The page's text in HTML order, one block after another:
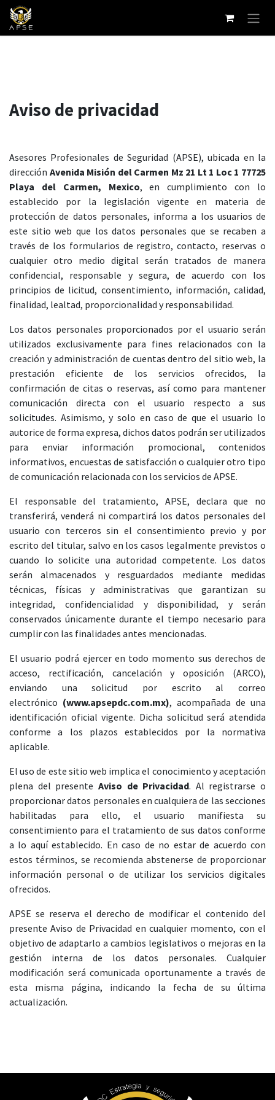
Ir al contenido
Aviso de privacidad
Asesores Profesionales de Seguridad (APSE), ubicada en la
dirección Avenida Misión del Carmen Mz 21 Lt 1 Loc 1 77725
Playa del Carmen, Mexico, en cumplimiento con lo
establecido por la legislación vigente en materia de
protección de datos personales, informa a los usuarios de
este sitio web que los datos personales que se recaben a
través de los formularios de registro, contacto, reservas o
cualquier otro medio digital serán tratados de manera
confidencial, responsable y segura, de acuerdo con los
principios de licitud, consentimiento, información, calidad,
finalidad, lealtad, proporcionalidad y responsabilidad.
Los datos personales proporcionados por el usuario serán
utilizados exclusivamente para fines relacionados con la
creación y administración de cuentas dentro del sitio web, la
prestación eficiente de los servicios ofrecidos, la
confirmación de citas o reservas, así como para mantener
comunicación directa con el usuario respecto a sus
solicitudes. Asimismo, y solo en caso de que el usuario lo
autorice de forma expresa, dichos datos podrán ser utilizados
para enviar información promocional, contenidos
informativos, encuestas de satisfacción o cualquier otro tipo
de comunicación relacionada con los servicios de APSE.
El responsable del tratamiento, APSE, declara que no
transferirá, venderá ni compartirá los datos personales del
usuario con terceros sin el consentimiento previo y por
escrito del titular, salvo en los casos legalmente previstos o
cuando lo solicite una autoridad competente. Los datos
serán almacenados y resguardados mediante medidas
técnicas, físicas y administrativas que garantizan su
integridad, confidencialidad y disponibilidad, y serán
conservados únicamente durante el tiempo necesario para
cumplir con las finalidades antes mencionadas.
El usuario podrá ejercer en todo momento sus derechos de
acceso, rectificación, cancelación y oposición (ARCO),
enviando una solicitud por escrito al correo
electrónico (www.apsepdc.com.mx), acompañada de una
identificación oficial vigente. Dicha solicitud será atendida
conforme a los plazos establecidos por la normativa
aplicable.
El uso de este sitio web implica el conocimiento y aceptación
plena del presente Aviso de Privacidad. Al registrarse o
proporcionar datos personales en cualquiera de las secciones
habilitadas para ello, el usuario manifiesta su
consentimiento para el tratamiento de sus datos conforme
a lo aquí establecido. En caso de no estar de acuerdo con
estos términos, se recomienda abstenerse de proporcionar
información personal o de utilizar los servicios digitales
ofrecidos.
APSE se reserva el derecho de modificar el contenido del
presente Aviso de Privacidad en cualquier momento, con el
objetivo de adaptarlo a cambios legislativos o mejoras en la
gestión interna de los datos personales. Cualquier
modificación será comunicada oportunamente a través de
esta misma página, indicando la fecha de su última
actualización.